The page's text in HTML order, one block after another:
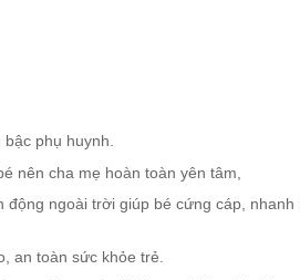
phụ huynh.
nên cha mẹ hoàn toàn yên tâm,
ngoài trời giúp bé cứng cáp, nhanh
an toàn sức khỏe trẻ.